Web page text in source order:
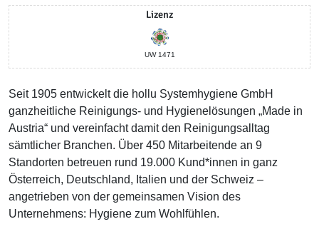
Lizenz
UW 1471
Seit 1905 entwickelt die hollu Systemhygiene GmbH
ganzheitliche Reinigungs- und Hygienelösungen „Made in
Austria“ und vereinfacht damit den Reinigungsalltag
sämtlicher Branchen. Über 450 Mitarbeitende an 9
Standorten betreuen rund 19.000 Kund*innen in ganz
Österreich, Deutschland, Italien und der Schweiz –
angetrieben von der gemeinsamen Vision des
Unternehmens: Hygiene zum Wohlfühlen.